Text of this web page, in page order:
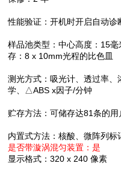
性能验证：开机时开启自动诊
样品池类型：中心高度：15
存：8 x 10mm光程的比色皿
测光方式：吸光计、透过率
学、△ABS x因子/分钟
贮存方法：可储存达81条的用
内置式方法：核酸、微阵列
是否带漩涡混匀装置：是
显示格式：320 x 240 像素